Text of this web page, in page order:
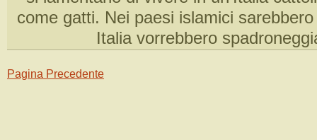
come gatti. Nei paesi islamici
Italia vorrebbero
Pagina Precedente